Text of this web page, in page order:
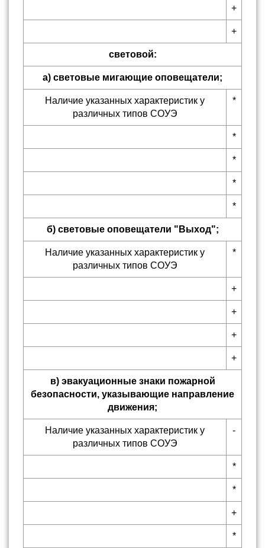
+
+
световой:
а) световые мигающие оповещатели;
Наличие указанных характеристик у
различных типов СОУЭ
*
*
*
*
*
б) световые оповещатели "Выход";
Наличие указанных характеристик у
различных типов СОУЭ
*
+
+
+
+
в) эвакуационные знаки пожарной
безопасности, указывающие направление
движения;
Наличие указанных характеристик у
различных типов СОУЭ
-
*
*
+
*